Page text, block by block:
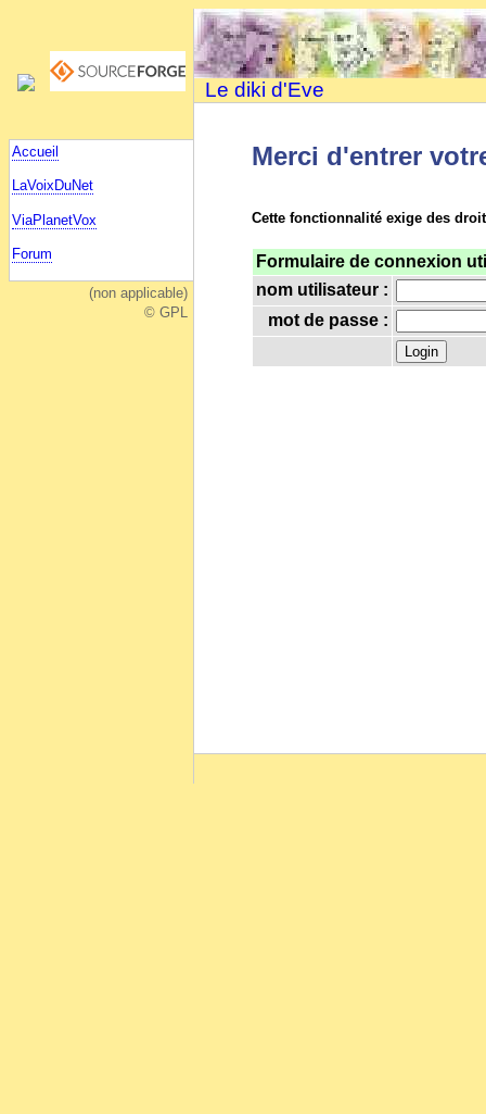
Accueil
LaVoixDuNet
ViaPlanetVox
Forum
(non applicable)
© GPL
Le diki d'Eve
Merci d'entrer
Cette fonctionnalité exige des
Formulaire de connexion
nom utilisateur :
mot de passe :